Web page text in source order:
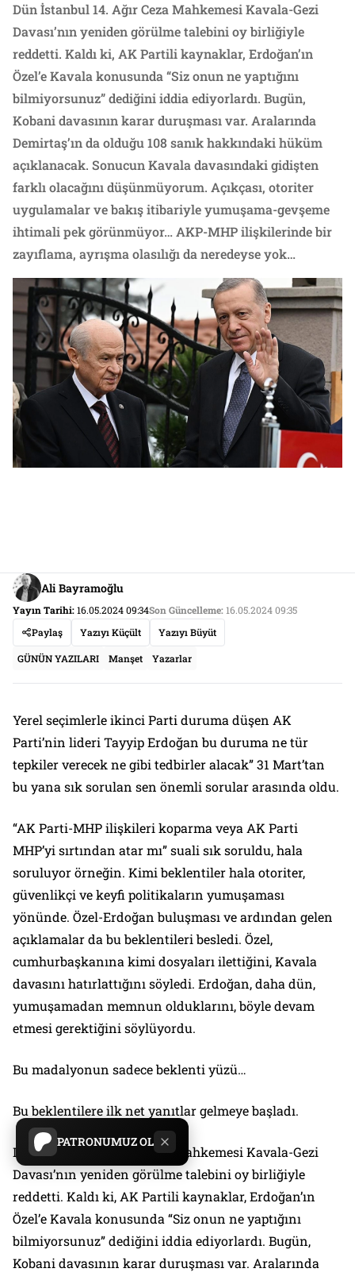
PATRONUMUZ OL
Dün İstanbul 14. Ağır Ceza Mahkemesi Kavala-Gezi
Davası’nın yeniden görülme talebini oy birliğiyle
reddetti. Kaldı ki, AK Partili kaynaklar, Erdoğan’ın
Özel’e Kavala konusunda “Siz onun ne yaptığını
bilmiyorsunuz” dediğini iddia ediyorlardı. Bugün,
Kobani davasının karar duruşması var. Aralarında
Demirtaş’ın da olduğu 108 sanık hakkındaki hüküm
açıklanacak. Sonucun Kavala davasındaki gidişten
farklı olacağını düşünmüyorum. Açıkçası, otoriter
uygulamalar ve bakış itibariyle yumuşama-gevşeme
ihtimali pek görünmüyor… AKP-MHP ilişkilerinde bir
zayıflama, ayrışma olasılığı da neredeyse yok…
Ali Bayramoğlu
Yayın Tarihi:16.05.2024 09:34Son Güncelleme:16.05.2024 09:35
Paylaş
Yazıyı Küçült Yazıyı Büyüt
GÜNÜN YAZILARI Manşet Yazarlar
Yerel seçimlerle ikinci Parti duruma düşen AK
Parti’nin lideri Tayyip Erdoğan bu duruma ne tür
tepkiler verecek ne gibi tedbirler alacak” 31 Mart’tan
bu yana sık sorulan sen önemli sorular arasında oldu.
“AK Parti-MHP ilişkileri koparma veya AK Parti
MHP’yi sırtından atar mı” suali sık soruldu, hala
soruluyor örneğin. Kimi beklentiler hala otoriter,
güvenlikçi ve keyfi politikaların yumuşaması
yönünde. Özel-Erdoğan buluşması ve ardından gelen
açıklamalar da bu beklentileri besledi. Özel,
cumhurbaşkanına kimi dosyaları ilettiğini, Kavala
davasını hatırlattığını söyledi. Erdoğan, daha dün,
yumuşamadan memnun olduklarını, böyle devam
etmesi gerektiğini söylüyordu.
Bu madalyonun sadece beklenti yüzü…
Bu beklentilere ilk net yanıtlar gelmeye başladı.
Dün İstanbul 14. Ağır Ceza Mahkemesi Kavala-Gezi
Davası’nın yeniden görülme talebini oy birliğiyle
reddetti. Kaldı ki, AK Partili kaynaklar, Erdoğan’ın
Özel’e Kavala konusunda “Siz onun ne yaptığını
bilmiyorsunuz” dediğini iddia ediyorlardı. Bugün,
Kobani davasının karar duruşması var. Aralarında